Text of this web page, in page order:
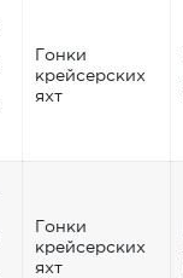
Гонки
крейсерских
яхт
Гонки
крейсерских
яхт